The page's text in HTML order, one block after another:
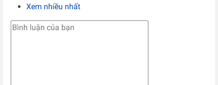
Xem nhiều nhất